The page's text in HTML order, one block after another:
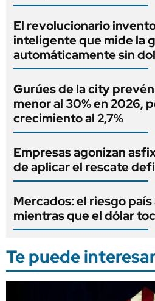
El revolucionario
inteligente que mide la
automáticamente sin
Gurúes de la city
menor al 30% en 2026,
crecimiento al 2,7%
Empresas agonizan
de aplicar el rescate
Mercados: el riesgo
mientras que el dólar
Te puede